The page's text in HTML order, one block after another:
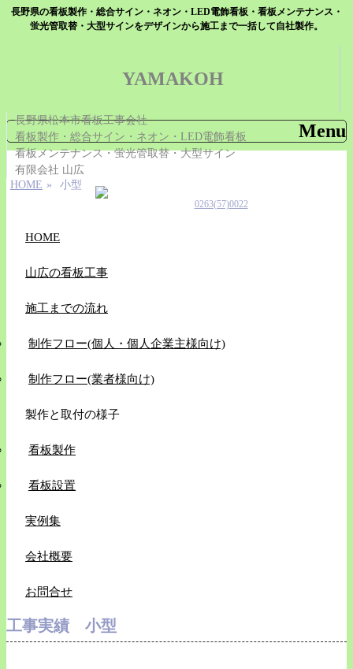
長野県の看板製作・総合サイン・ネオン・LED電飾看板・看板メンテナンス・
蛍光管取替・大型サインをデザインから施工まで一括して自社製作。
YAMAKOH
長野県松本市看板工事会社
看板製作・総合サイン・ネオン・LED電飾看板
看板メンテナンス・蛍光管取替・大型サイン
有限会社 山広
0263(57)0022
Menu
HOME
山広の看板工事
施工までの流れ
制作フロー(個人・個人企業主様向け)
制作フロー(業者様向け)
製作と取付の様子
看板製作
看板設置
実例集
会社概要
お問合せ
HOME » 小型
工事実績 小型